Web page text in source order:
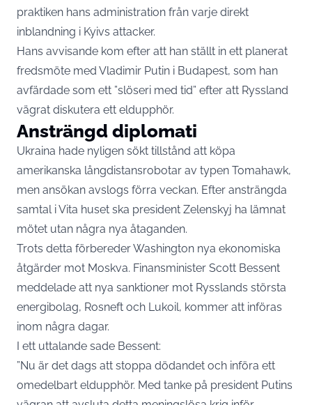
praktiken hans administration från varje direkt
inblandning i Kyivs attacker.
Hans avvisande kom efter att han ställt in ett planerat
fredsmöte med Vladimir Putin i Budapest, som han
avfärdade som ett ”slöseri med tid” efter att Ryssland
vägrat diskutera ett eldupphör.
Ansträngd diplomati
Ukraina hade nyligen sökt tillstånd att köpa
amerikanska långdistansrobotar av typen Tomahawk,
men ansökan avslogs förra veckan. Efter ansträngda
samtal i Vita huset ska president Zelenskyj ha lämnat
mötet utan några nya åtaganden.
Trots detta förbereder Washington nya ekonomiska
åtgärder mot Moskva. Finansminister Scott Bessent
meddelade att nya sanktioner mot Rysslands största
energibolag, Rosneft och Lukoil, kommer att införas
inom några dagar.
I ett uttalande sade Bessent:
”Nu är det dags att stoppa dödandet och införa ett
omedelbart eldupphör. Med tanke på president Putins